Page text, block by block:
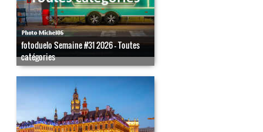
fotoduelo Semaine #31 2026 - Toutes
catégories